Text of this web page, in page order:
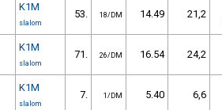
K1M
slalom
53. 18/DM 14.49 21,2
K1M
slalom
71. 26/DM 16.54 24,2
K1M
slalom
7. 1/DM 5.40 6,6